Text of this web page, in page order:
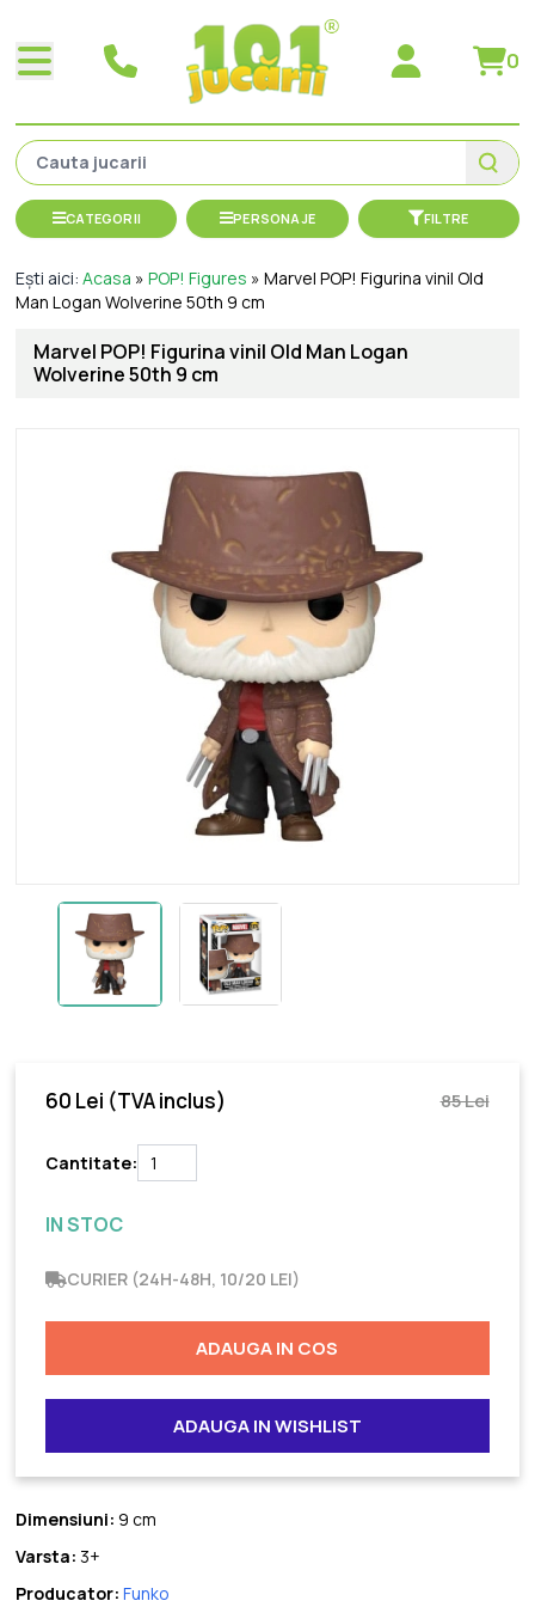
0
CATEGORII PERSONAJE FILTRE
Ești aici:Acasa »POP! Figures »Marvel POP! Figurina vinil Old
Man Logan Wolverine 50th 9 cm
Marvel POP! Figurina vinil Old Man Logan
Wolverine 50th 9 cm
60 Lei (TVA inclus) 85 Lei
Cantitate:
IN STOC
CURIER (24H-48H, 10/20 LEI)
ADAUGA IN COS
ADAUGA IN WISHLIST
Dimensiuni: 9 cm
Varsta: 3+
Producator: Funko